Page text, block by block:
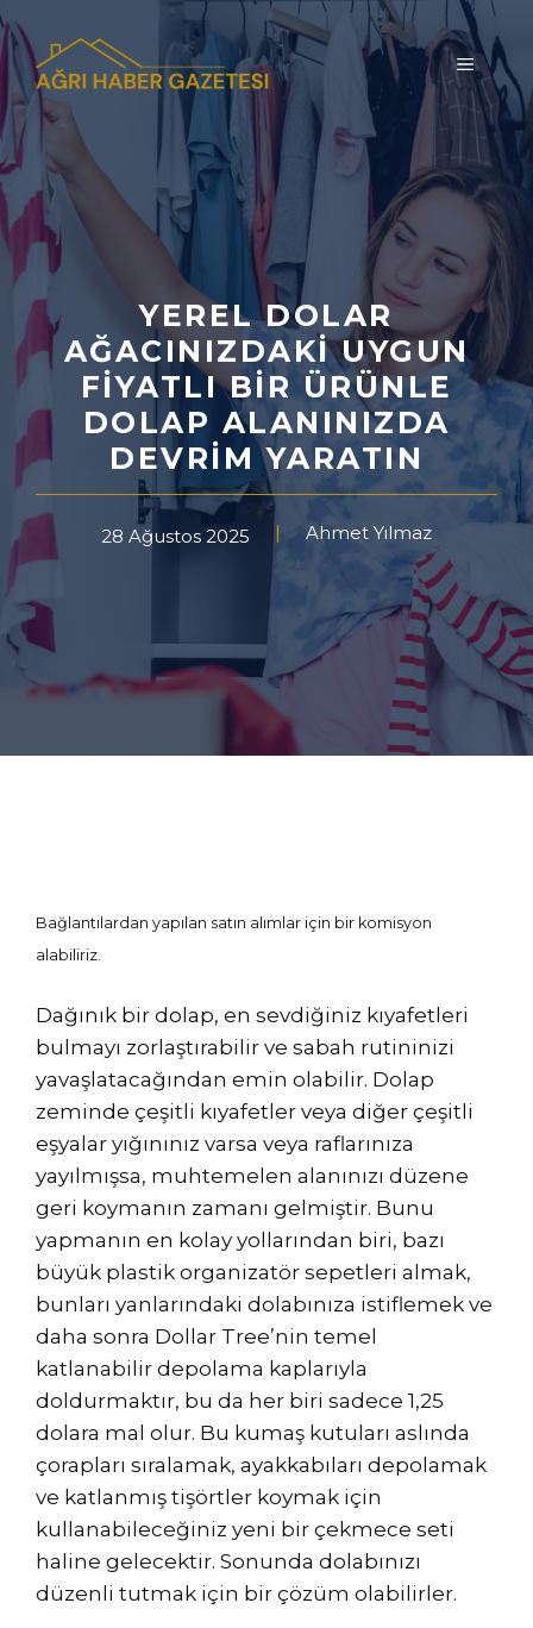
İçeriğe
atla
MENÜ
YEREL DOLAR
AĞACINIZDAKI UYGUN
FIYATLI BIR ÜRÜNLE
DOLAP ALANINIZDA
DEVRIM YARATIN
28 Ağustos 2025 Ahmet Yılmaz
Bağlantılardan yapılan satın alımlar için bir komisyon
alabiliriz.
Dağınık bir dolap, en sevdiğiniz kıyafetleri
bulmayı zorlaştırabilir ve sabah rutininizi
yavaşlatacağından emin olabilir. Dolap
zeminde çeşitli kıyafetler veya diğer çeşitli
eşyalar yığınınız varsa veya raflarınıza
yayılmışsa, muhtemelen alanınızı düzene
geri koymanın zamanı gelmiştir. Bunu
yapmanın en kolay yollarından biri, bazı
büyük plastik organizatör sepetleri almak,
bunları yanlarındaki dolabınıza istiflemek ve
daha sonra Dollar Tree’nin temel
katlanabilir depolama kaplarıyla
doldurmaktır, bu da her biri sadece 1,25
dolara mal olur. Bu kumaş kutuları aslında
çorapları sıralamak, ayakkabıları depolamak
ve katlanmış tişörtler koymak için
kullanabileceğiniz yeni bir çekmece seti
haline gelecektir. Sonunda dolabınızı
düzenli tutmak için bir çözüm olabilirler.